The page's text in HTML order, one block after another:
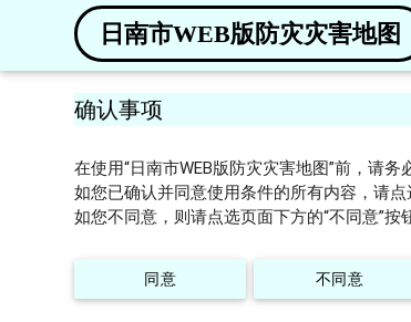
日南市WEB版防灾灾害地图
确认事项
在使用“日南市WEB版防灾灾害地图”前，请务
如您已确认并同意使用条件的所有内容，请点
如您不同意，则请点选页面下方的“不同意”按
同意 不同意